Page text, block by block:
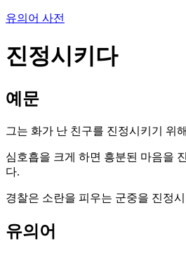
유의어 사전
진정시키다
예문
그는 화가 난 친구를 진정시키기 위
심호흡을 크게 하면 흥분된 마음을
다.
경찰은 소란을 피우는 군중을 진정
유의어